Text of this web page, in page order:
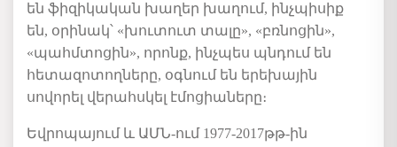
են ֆիզիկական խաղեր խաղում, ինչպիսիք
են, օրինակ՝ « խուտուտ տալը», «բռնոցին»,
«պահմտոցին», որոնք, ինչպես պնդում են
հետազոտողները, օգնում են երեխային
սովորել վերահսկել էմոցիաները։
Եվրոպայում և ԱՄՆ-ում 1977-2017թթ-ին